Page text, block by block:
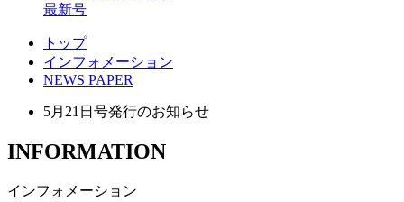
最新号
トップ
インフォメーション
NEWS PAPER
5月21日号発行のお知らせ
INFORMATION
インフォメーション